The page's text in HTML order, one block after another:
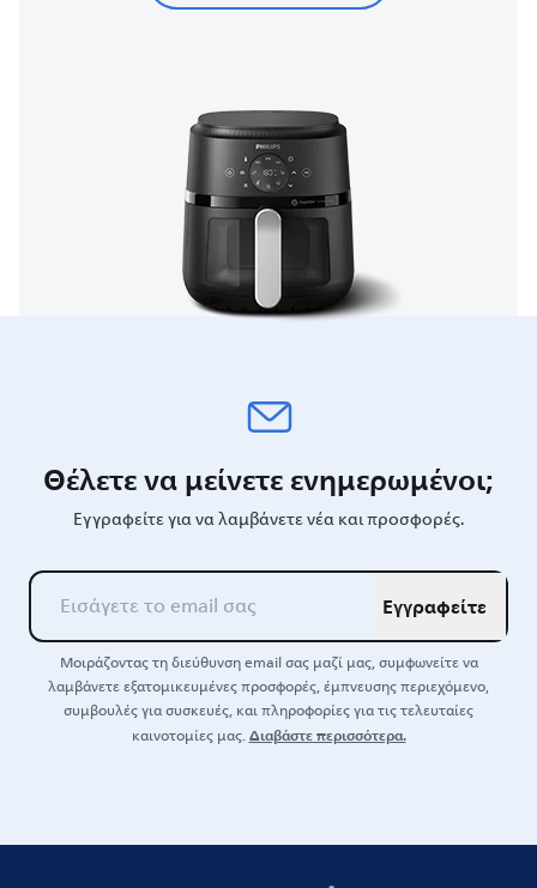
Θέλετε να μείνετε ενημερωμένοι;
Εγγραφείτε για να λαμβάνετε νέα και προσφορές.
Εγγραφείτε
Μοιράζοντας τη διεύθυνση email σας μαζί μας, συμφωνείτε να
λαμβάνετε εξατομικευμένες προσφορές, έμπνευσης περιεχόμενο,
συμβουλές για συσκευές, και πληροφορίες για τις τελευταίες
καινοτομίες μας.Διαβάστε περισσότερα.